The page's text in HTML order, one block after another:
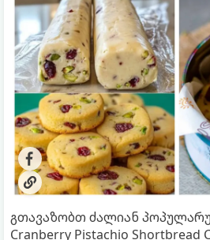
გთავაზობთ ძალიან
Cranberry Pistachio Shortbread